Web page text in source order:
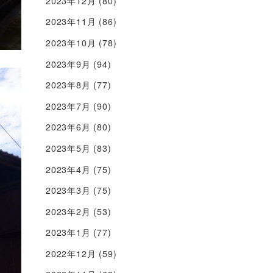
2023年11月 (86)
2023年10月 (78)
2023年9月 (94)
2023年8月 (77)
2023年7月 (90)
2023年6月 (80)
2023年5月 (83)
2023年4月 (75)
2023年3月 (75)
2023年2月 (53)
2023年1月 (77)
2022年12月 (59)